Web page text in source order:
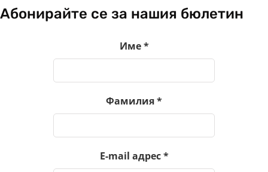
Абонирайте се за нашия бюлетин
Име*
Фамилия*
E-mail адрес*